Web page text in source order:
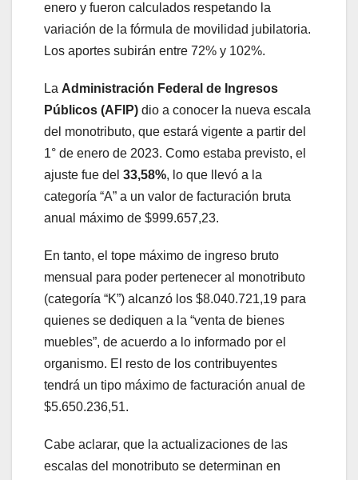
enero y fueron calculados respetando la
variación de la fórmula de movilidad jubilatoria.
Los aportes subirán entre 72% y 102%.
La Administración Federal de Ingresos
Públicos (AFIP) dio a conocer la nueva escala
del monotributo, que estará vigente a partir del
1° de enero de 2023. Como estaba previsto, el
ajuste fue del 33,58%, lo que llevó a la
categoría “A” a un valor de facturación bruta
anual máximo de $999.657,23.
En tanto, el tope máximo de ingreso bruto
mensual para poder pertenecer al monotributo
(categoría “K”) alcanzó los $8.040.721,19 para
quienes se dediquen a la “venta de bienes
muebles”, de acuerdo a lo informado por el
organismo. El resto de los contribuyentes
tendrá un tipo máximo de facturación anual de
$5.650.236,51.
Cabe aclarar, que la actualizaciones de las
escalas del monotributo se determinan en